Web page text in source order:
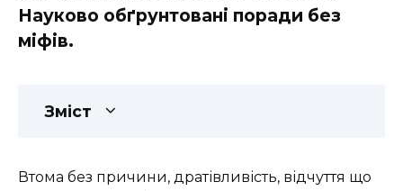
Науково обґрунтовані поради без
міфів.
Зміст
Втома без причини, дратівливість, відчуття що